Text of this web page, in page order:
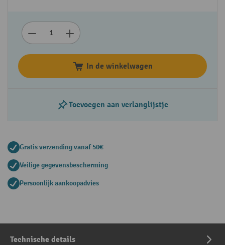
In de winkelwagen
Toevoegen aan verlanglijstje
Gratis verzending vanaf 50€
Veilige gegevensbescherming
Persoonlijk aankoopadvies
Technische details